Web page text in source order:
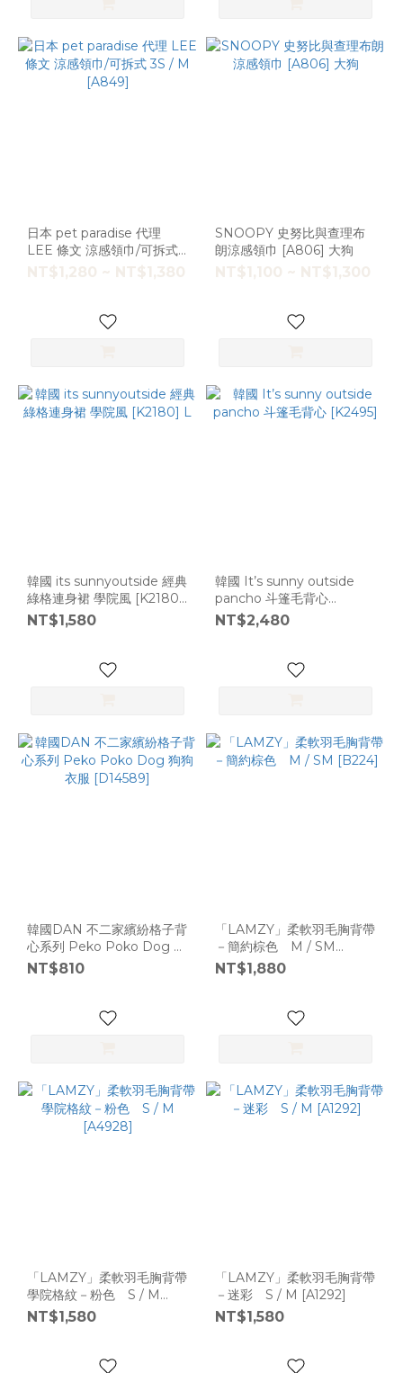
日本 pet paradise 代理
LEE 條文 涼感領巾/可拆式
3S / M [A849]
NT$1,280 ~ NT$1,380
SNOOPY 史努比與查理布
朗涼感領巾 [A806] 大狗
NT$1,100 ~ NT$1,300
韓國 its sunnyoutside 經典
綠格連身裙 學院風 [K2180]
L
NT$1,580
韓國 It’s sunny outside
pancho 斗篷毛背心
[K2495]
NT$2,480
韓國DAN 不二家繽紛格子背
心系列 Peko Poko Dog 狗
狗衣服 [D14589]
NT$810
「LAMZY」柔軟羽毛胸背帶
－簡約棕色 M / SM
[B224]
NT$1,880
「LAMZY」柔軟羽毛胸背帶
學院格紋－粉色 S / M
[A4928]
NT$1,580
「LAMZY」柔軟羽毛胸背帶
－迷彩 S / M [A1292]
NT$1,580